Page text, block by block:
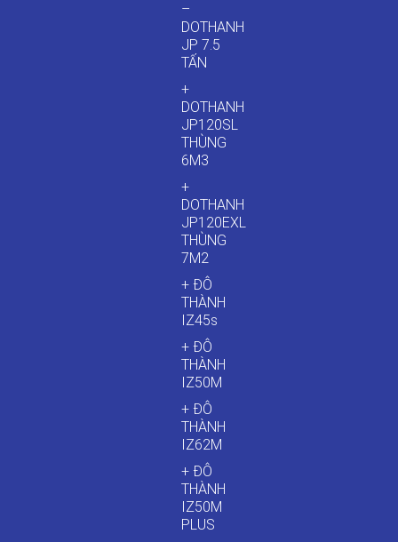
–
DOTHANH
JP 7.5
TẤN
+
DOTHANH
JP120SL
THÙNG
6M3
+
DOTHANH
JP120EXL
THÙNG
7M2
+ ĐÔ
THÀNH
IZ45s
+ ĐÔ
THÀNH
IZ50M
+ ĐÔ
THÀNH
IZ62M
+ ĐÔ
THÀNH
IZ50M
PLUS